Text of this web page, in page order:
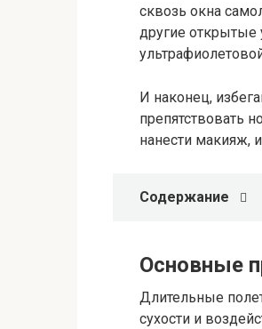
сквозь окна
другие открытые
И наконец,
препятствовать
нанести макияж,
Содержание
Основные
Длительные
сухости и